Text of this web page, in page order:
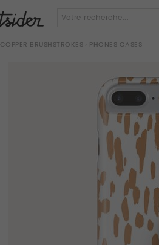
COPPER BRUSHSTROKES › PHONES CASES